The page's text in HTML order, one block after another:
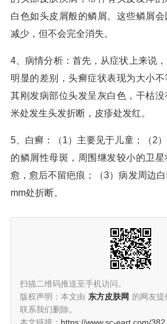
白色如头皮屑般的鳞屑。这些鳞屑
减少，但不会完全消失。
4、病情分析：首先，从症状上来说
明显的差别，头癣症状表现为大小不
其刚发病部位头发呈灰白色，干枯
米处发生头发折断，皮疹处发红。
5、白癣：（1）主要见于儿童；（2
的鳞屑性母斑，周围继发较小的卫
愈，愈后不留疤痕；（3）病发周边
mm处折断。
扫描二维码推送至手机访问。
版权声明：本文由 东方皮肤网 的网友
联系我们删除。
本文链接： https://www.sc-eart.com/